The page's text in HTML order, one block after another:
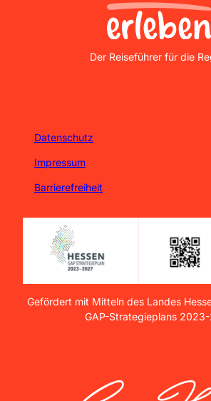
Nordhessen Erleben
Der Reiseführer für die
Datenschutz
Impressum
Barrierefreiheit
Gefördert mit Mitteln des Landes
GAP-Strategieplans